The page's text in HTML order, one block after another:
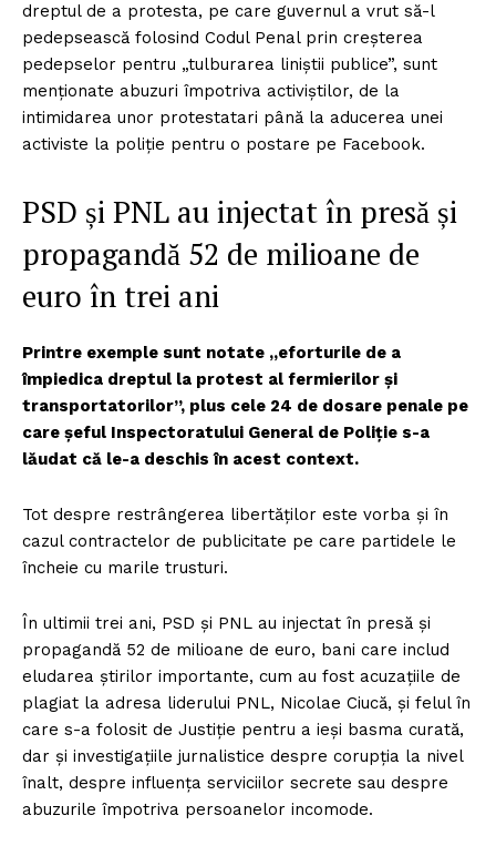
dreptul de a protesta, pe care guvernul a vrut să-l
pedepsească folosind Codul Penal prin creșterea
pedepselor pentru „tulburarea liniștii publice”, sunt
menționate abuzuri împotriva activiștilor, de la
intimidarea unor protestatari până la aducerea unei
activiste la poliție pentru o postare pe Facebook.
PSD și PNL au injectat în presă și
propagandă 52 de milioane de
euro în trei ani
Printre exemple sunt notate „eforturile de a
împiedica dreptul la protest al fermierilor și
transportatorilor”, plus cele 24 de dosare penale pe
care șeful Inspectoratului General de Poliție s-a
lăudat că le-a deschis în acest context.
Tot despre restrângerea libertăților este vorba și în
cazul contractelor de publicitate pe care partidele le
încheie cu marile trusturi.
În ultimii trei ani, PSD și PNL au injectat în presă și
propagandă 52 de milioane de euro, bani care includ
eludarea știrilor importante, cum au fost acuzațiile de
plagiat la adresa liderului PNL, Nicolae Ciucă, și felul în
care s-a folosit de Justiție pentru a ieși basma curată,
dar și investigațiile jurnalistice despre corupția la nivel
înalt, despre influența serviciilor secrete sau despre
abuzurile împotriva persoanelor incomode.